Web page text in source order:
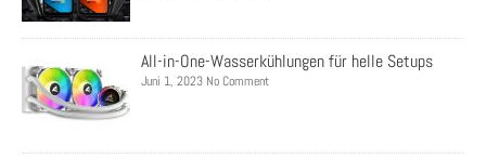
All-in-One-Wasserkühlungen für helle Setups
Juni 1, 2023 No Comment